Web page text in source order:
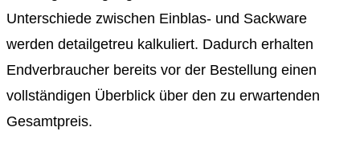
Unterschiede zwischen Einblas- und Sackware
werden detailgetreu kalkuliert. Dadurch erhalten
Endverbraucher bereits vor der Bestellung einen
vollständigen Überblick über den zu erwartenden
Gesamtpreis.